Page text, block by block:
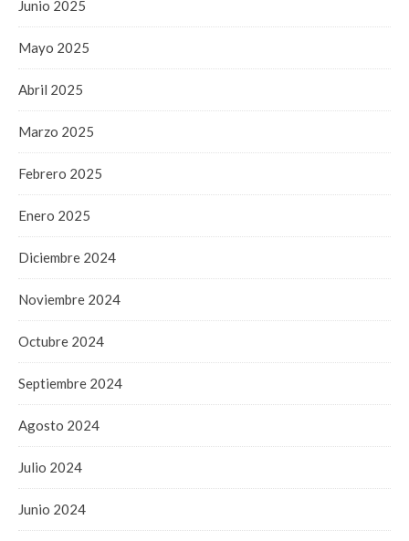
Junio 2025
Mayo 2025
Abril 2025
Marzo 2025
Febrero 2025
Enero 2025
Diciembre 2024
Noviembre 2024
Octubre 2024
Septiembre 2024
Agosto 2024
Julio 2024
Junio 2024